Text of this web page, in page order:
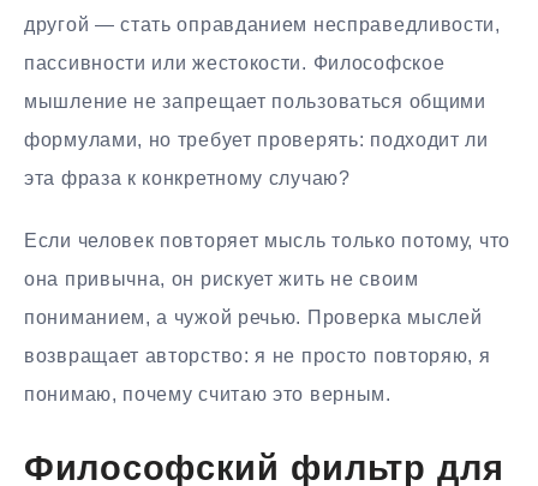
другой — стать оправданием несправедливости,
пассивности или жестокости. Философское
мышление не запрещает пользоваться общими
формулами, но требует проверять: подходит ли
эта фраза к конкретному случаю?
Если человек повторяет мысль только потому, что
она привычна, он рискует жить не своим
пониманием, а чужой речью. Проверка мыслей
возвращает авторство: я не просто повторяю, я
понимаю, почему считаю это верным.
Философский фильтр для